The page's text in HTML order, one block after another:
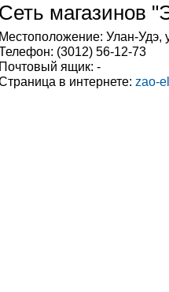
Сеть магазинов
Местоположение: Улан-Удэ,
(3012) 56-12-73
Почтовый ящик: -
в интернете: zao-